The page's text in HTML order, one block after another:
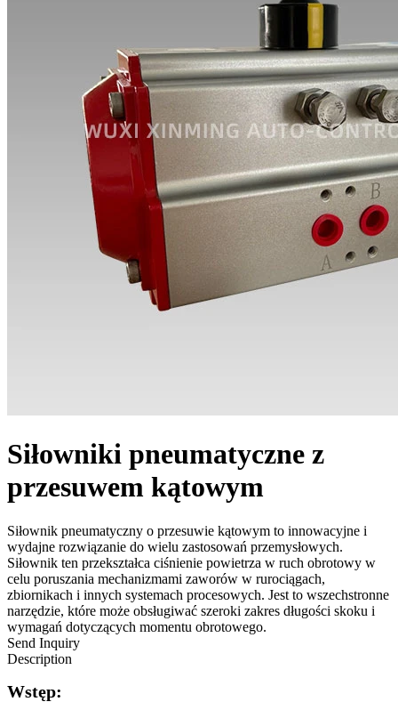
Siłowniki pneumatyczne z
przesuwem kątowym
Siłownik pneumatyczny o przesuwie kątowym to innowacyjne i
wydajne rozwiązanie do wielu zastosowań przemysłowych.
Siłownik ten przekształca ciśnienie powietrza w ruch obrotowy w
celu poruszania mechanizmami zaworów w rurociągach,
zbiornikach i innych systemach procesowych. Jest to wszechstronne
narzędzie, które może obsługiwać szeroki zakres długości skoku i
wymagań dotyczących momentu obrotowego.
Send Inquiry
Description
Wstęp: